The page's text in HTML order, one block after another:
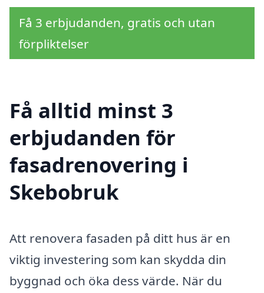
Få 3 erbjudanden, gratis och utan
förpliktelser
Få alltid minst 3
erbjudanden för
fasadrenovering i
Skebobruk
Att renovera fasaden på ditt hus är en
viktig investering som kan skydda din
byggnad och öka dess värde. När du